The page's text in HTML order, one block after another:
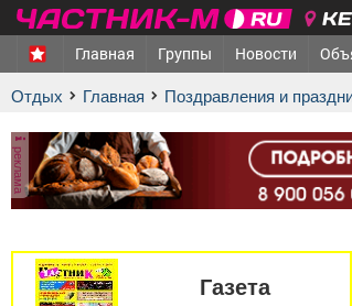
Главная Группы Новости
Отдых Главная Поздравления и
реклама
Газета